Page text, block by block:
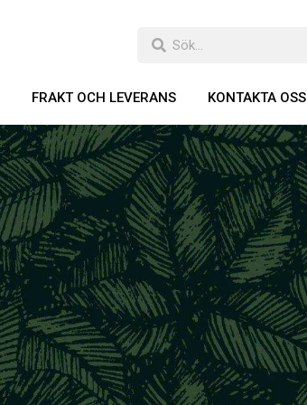
FRAKT OCH LEVERANS KONTAKTA OSS